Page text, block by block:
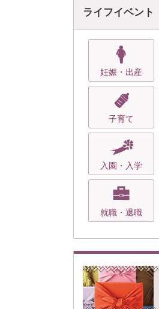
ライフイベント
妊娠・出産
子育て
入園・入学
就職・退職